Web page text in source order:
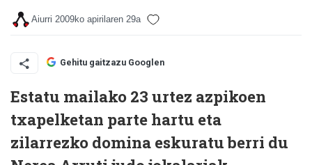
Aiurri 2009ko apirilaren 29a
Gehitu gaitzazu Googlen
Estatu mailako 23 urtez azpikoen
txapelketan parte hartu eta
zilarrezko domina eskuratu berri du